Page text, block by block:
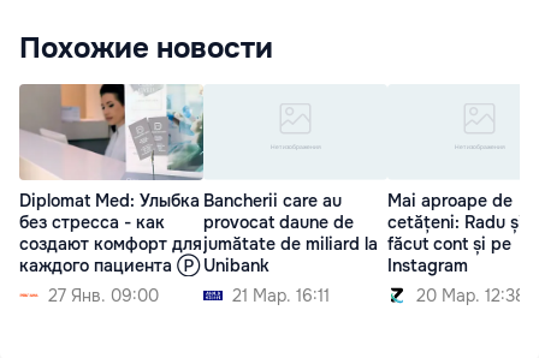
Похожие новости
Diplomat Med: Улыбка
без стресса - как
создают комфорт для
каждого пациента Ⓟ
27 Янв. 09:00
Bancherii care au
provocat daune de
jumătate de miliard la
Unibank
21 Мар. 16:11
Mai aproape de
cetățeni: Radu și-a
făcut cont și pe
Instagram
20 Мар. 12:38